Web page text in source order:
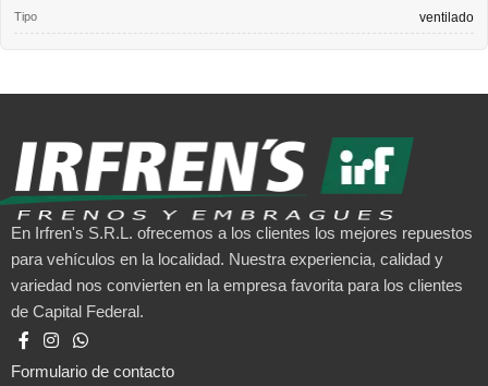
Tipo ventilado
En Irfren's S.R.L. ofrecemos a los clientes los mejores repuestos
para vehículos en la localidad. Nuestra experiencia, calidad y
variedad nos convierten en la empresa favorita para los clientes
de Capital Federal.
Formulario de contacto